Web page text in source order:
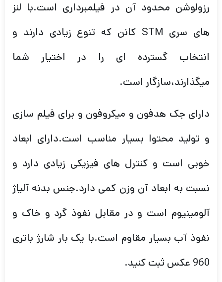
رزولوشن محدود آن در فیلمبرداری است.با لنز
های سری STM کانن که تنوع زیادی دارند و
انتخاب گسترده ای را در اختیار شما
میگذارند،سازگار است.
دارای جک هدفون و میکروفون و برای فیلم سازی
و تولید محتوا بسیار مناسب است.دارای ابعاد
خوبی است و کنترل های فیزیکی زیادی دارد و
نسبت به ابعاد آن وزن کمی دارد.جنس بدنه آلیاژ
آلومینیوم است و در مقابل نفوذ گرد و خاک و
نفوذ آب بسیار مقاوم است.با یک بار شارژ باتری
960 عکس ثبت کنید.